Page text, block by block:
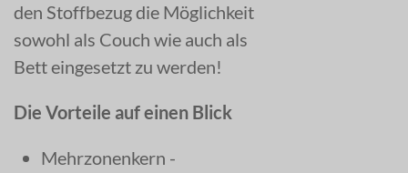
den Stoffbezug die Möglichkeit
sowohl als Couch wie auch als
Bett eingesetzt zu werden!
Die Vorteile auf einen Blick
Mehrzonenkern -